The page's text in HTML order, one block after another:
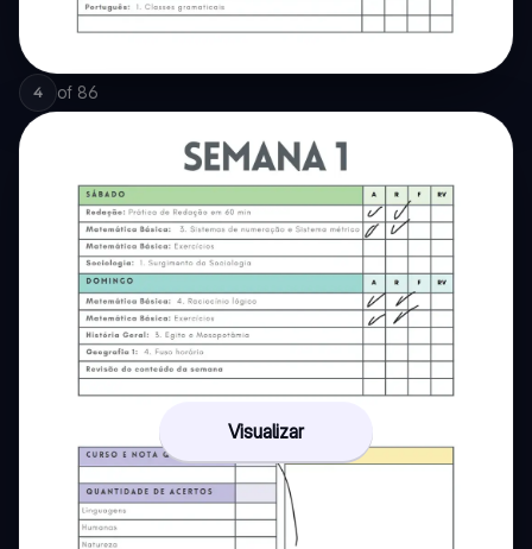
4 of 86
Visualizar